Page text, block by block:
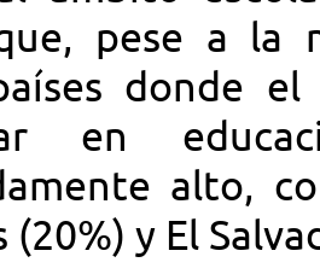
pese a la
donde
en
alto,
(20%) y El